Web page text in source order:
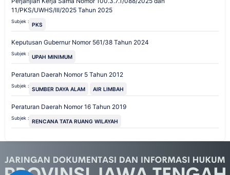
11/PKS/UWHS/III/2025 Tahun 2025
Subjek : PKS
Keputusan Gubernur Nomor 561/38 Tahun 2024
Subjek : UPAH MINIMUM
Peraturan Daerah Nomor 5 Tahun 2012
Subjek : SUMBER DAYA ALAM AIR LIMBAH
Peraturan Daerah Nomor 16 Tahun 2019
Subjek : RENCANA TATA RUANG WILAYAH